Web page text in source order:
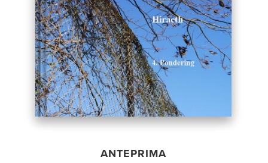
ANTEPRIMA